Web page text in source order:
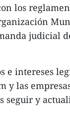
los
judicial
e intereses
y las
seguir y